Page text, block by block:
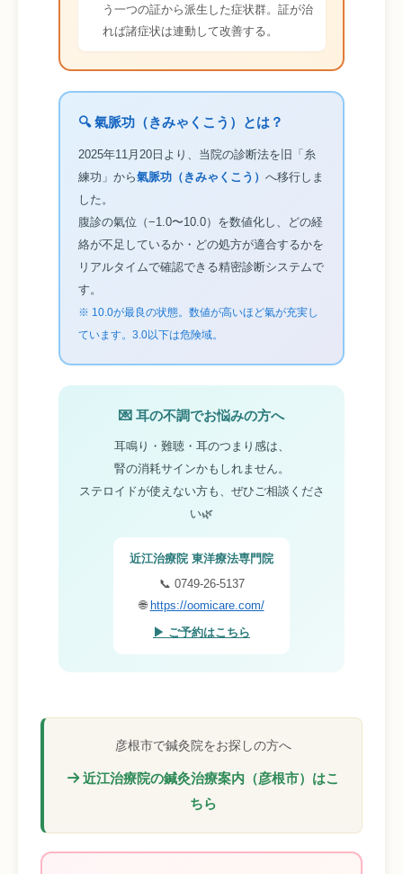
う一つの証から派生した症状群。証が治
れば諸症状は連動して改善する。
🔍 氣脈功（きみゃくこう）とは？
2025年11月20日より、当院の診断法を旧「糸
練功」から氣脈功（きみゃくこう） へ移行しま
した。
腹診の氣位（−1.0〜10.0）を数値化し、どの経
絡が不足しているか・どの処方が適合するかを
リアルタイムで確認できる精密診断システムで
す。
※ 10.0が最良の状態。数値が高いほど氣が充実し
ています。3.0以下は危険域。
💌 耳の不調でお悩みの方へ
耳鳴り・難聴・耳のつまり感は、
腎の消耗サインかもしれません。
ステロイドが使えない方も、ぜひご相談くださ
い🌿
近江治療院 東洋療法専門院
📞 0749-26-5137
🌐 https://oomicare.com/
▶ ご予約はこちら
彦根市で鍼灸院をお探しの方へ
近江治療院の鍼灸治療案内（彦根市）はこ
ちら